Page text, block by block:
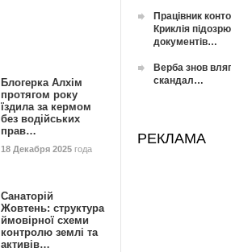
Блогерка Алхім
протягом року
їздила за кермом
без водійських
прав…
18 Декабря 2025 года
Санаторій
Жовтень: структура
ймовірної схеми
контролю землі та
активів…
Працівник
Криклія
документів…
Верба знов
скандал…
РЕКЛАМА